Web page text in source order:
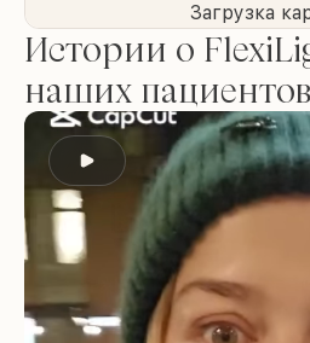
Загрузка
Истории о
наших пациентов